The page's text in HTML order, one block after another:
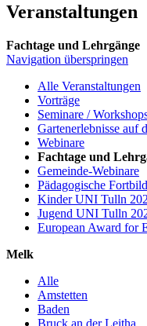
Veranstaltungen
Fachtage und Lehrgänge
Navigation überspringen
Alle Veranstaltungen
Vorträge
Seminare /
Gartenerlebnisse
Webinare
Fachtage und
Gemeinde-Webinare
Pädagogische
Kinder UNI Tulln
Jugend UNI Tulln
European Award for
Melk
Alle
Amstetten
Baden
Bruck an der Leitha